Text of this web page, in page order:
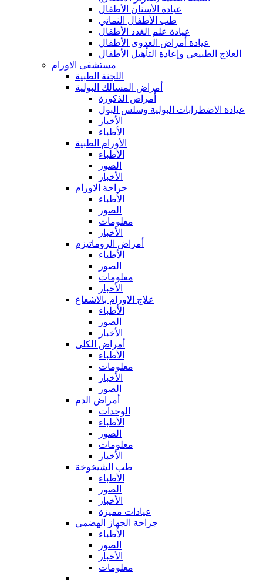
عيادة الأسنان الأطفال
طب الأطفال النمائي
عيادة علم الغدد الأطفال
عيادة أمراض العدوى الأطفال
العلاج الطبيعي وإعادة التأهيل الأطفال
مستشفى الاورام
اللجنة الطبية
أمراض المسالك البولية
أمراض الذكورة
عيادة الاضطرابات البولية وسلس البول
الأخبار
الأطباء
الأورام الطبية
الأطباء
الصور
الأخبار
جراحة الاورام
الأطباء
الصور
معلومات
الأخبار
أمراض الروماتيزم
الأطباء
الصور
معلومات
الأخبار
علاج الاورام بالاشعاع
الأطباء
الصور
الأخبار
أمراض الكلى
الأطباء
معلومات
الأخبار
الصور
أمراض الدم
الوحدات
الأطباء
الصور
معلومات
الأخبار
طب الشيخوخة
الأطباء
الصور
الأخبار
عيادات مميزة
جراحة الجهاز الهضمي
الأطباء
الصور
الأخبار
معلومات